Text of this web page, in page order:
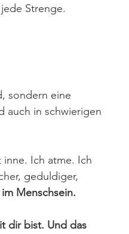
Strenge.
sondern eine
auch in schwierigen
Ich atme. Ich
geduldiger,
Menschsein.
dir bist. Und das